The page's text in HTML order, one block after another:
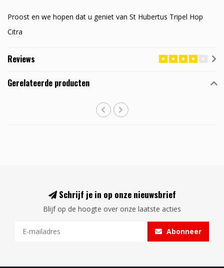
Proost en we hopen dat u geniet van St Hubertus Tripel Hop
Citra
Reviews
Gerelateerde producten
Schrijf je in op onze nieuwsbrief
Blijf op de hoogte over onze laatste acties
Abonneer